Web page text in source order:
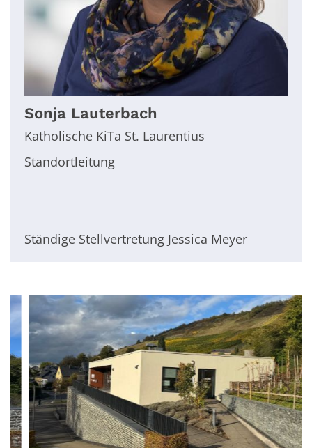
Sonja Lauterbach
Katholische KiTa St. Laurentius
Standortleitung
Ständige Stellvertretung Jessica Meyer